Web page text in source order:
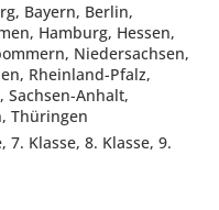
Bayern, Berlin,
Hamburg, Hessen,
Niedersachsen,
Rheinland-Pfalz,
Sachsen-Anhalt,
Thüringen
7. Klasse, 8. Klasse, 9.